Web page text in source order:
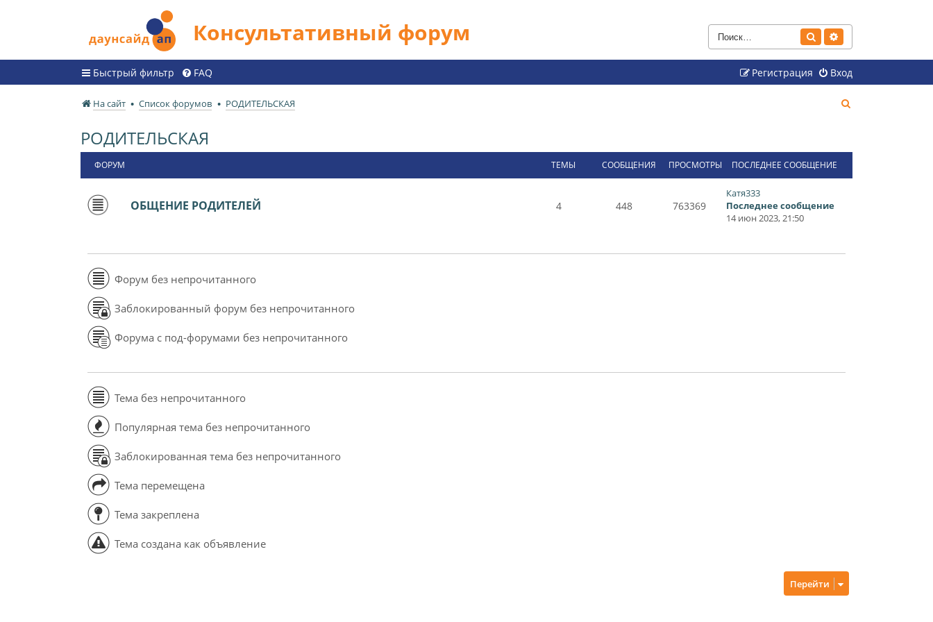
Консультативный форум Поиск
Быстрый фильтр FAQ Вход
Регистрация
На сайт Список форумов РОДИТЕЛЬСКАЯ
с
РОДИТЕЛЬСКАЯ
ФОРУМ ТЕМЫ СООБЩЕНИЯ ПРОСМОТРЫ ПОСЛЕДНЕЕ СООБЩЕНИЕ
ОБЩЕНИЕ РОДИТЕЛЕЙ 4 448 763369
Катя333
Последнее сообщение
14 июн 2023, 21:50
Форум без непрочитанного
Заблокированный форум без непрочитанного
Форума с под-форумами без непрочитанного
Тема без непрочитанного
Популярная тема без непрочитанного
Заблокированная тема без непрочитанного
Тема перемещена
Тема закреплена
Тема создана как объявление
Перейти